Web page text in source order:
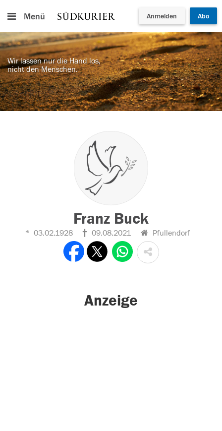
Menü Anmelden Abo
Wir lassen nur die Hand los,
nicht den Menschen.
Franz Buck
03.02.1928 09.08.2021 Pfullendorf
Anzeige